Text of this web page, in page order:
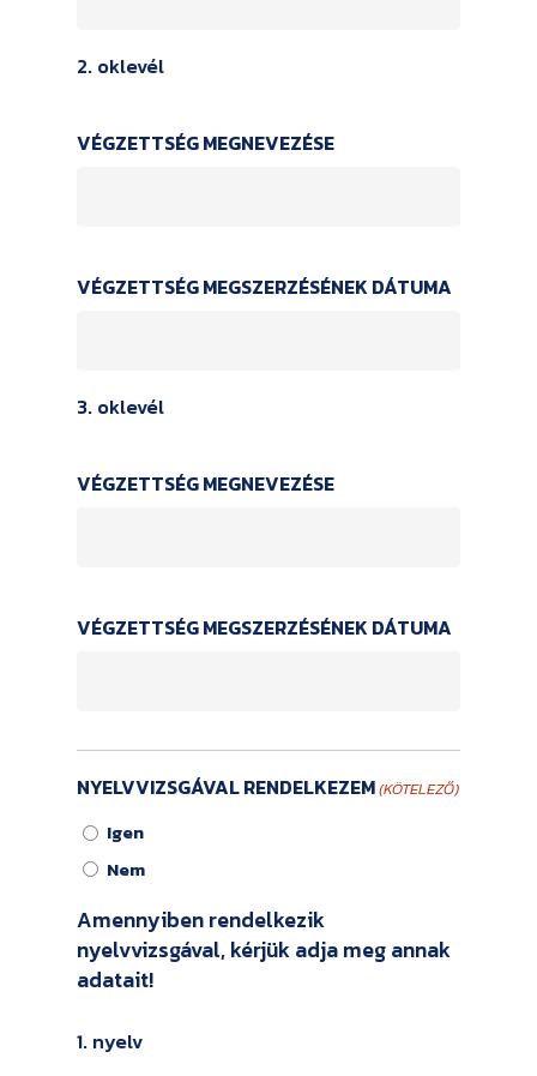
2. oklevél
VÉGZETTSÉG MEGNEVEZÉSE
VÉGZETTSÉG MEGSZERZÉSÉNEK DÁTUMA
3. oklevél
VÉGZETTSÉG MEGNEVEZÉSE
VÉGZETTSÉG MEGSZERZÉSÉNEK DÁTUMA
NYELVVIZSGÁVAL RENDELKEZEM(KÖTELEZŐ)
Igen
Nem
Amennyiben rendelkezik
nyelvvizsgával, kérjük adja meg annak
adatait!
1. nyelv